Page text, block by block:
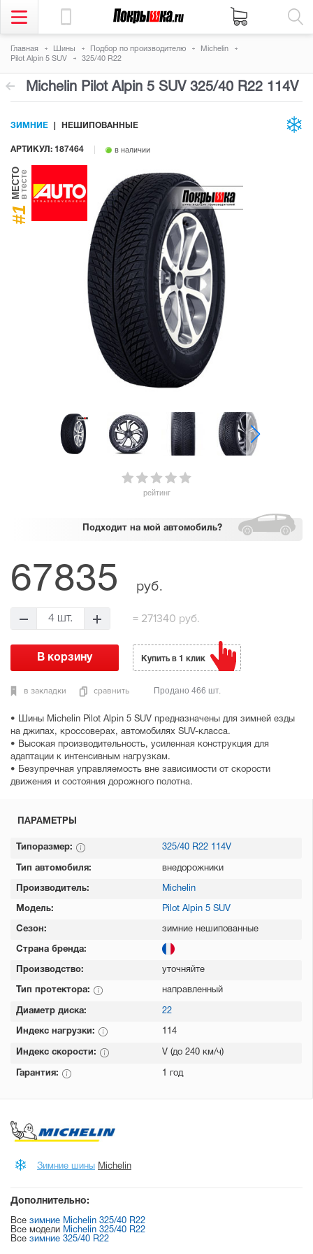
Главная Шины Подбор по производителю
Michelin
Pilot Alpin 5 SUV
325/40 R22
Michelin Pilot Alpin 5 SUV 325/40 R22 114V
рейтинг
АРТИКУЛ: 187464 в наличии
ЗИМНИЕ НЕШИПОВАННЫЕ
#1
МЕСТОв тесте
Подходит на мой автомобиль?
• Шины Michelin Pilot Alpin 5 SUV предназначены для зимней езды
на джипах, кроссоверах, автомобилях SUV-класса.
• Высокая производительность, усиленная конструкция для
адаптации к интенсивным нагрузкам.
• Безупречная управляемость вне зависимости от скорости
движения и состояния дорожного полотна.
67835 руб.
4 шт. = 271340 руб.
в закладки сравнить
Купить в 1 клик
Продано 466 шт.
ПАРАМЕТРЫ
Типоразмер: 325/40 R22 114V
Тип автомобиля: внедорожники
Производитель: Michelin
Модель: Pilot Alpin 5 SUV
Сезон: зимние нешипованные
Страна бренда:
Производство: уточняйте
Тип протектора: направленный
Диаметр диска: 22
Индекс нагрузки: 114
Индекс скорости: V (до 240 км/ч)
Гарантия: 1 год
Зимние шины Michelin
Дополнительно:
Все зимние Michelin 325/40 R22
Все модели Michelin 325/40 R22
Все зимние 325/40 R22